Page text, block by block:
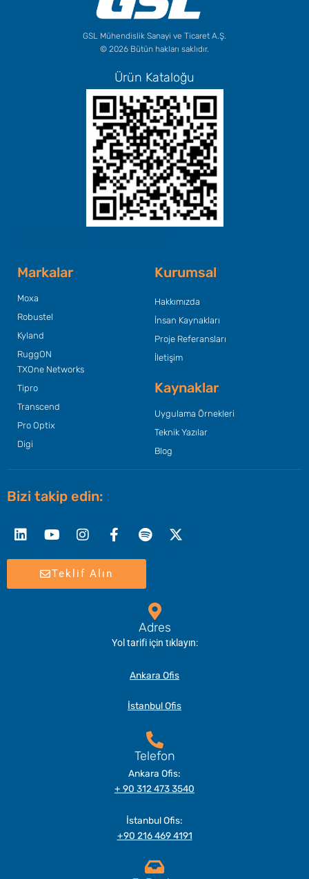
GSL Mühendislik Sanayi ve Ticaret A.Ş.
© 2026 Bütün hakları saklıdır.
Ürün Kataloğu
Markalar
Moxa
Robustel
Kyland
RuggON
TXOne Networks
Tipro
Transcend
Pro Optix
Digi
Kurumsal
Hakkımızda
İnsan Kaynakları
Proje Referansları
İletişim
Kaynaklar
Uygulama Örnekleri
Teknik Yazılar
Blog
Bizi takip edin:
f
twitter
Teklif Alın
Adres
Yol tarifi için tıklayın:
Ankara Ofis
İstanbul Ofis
Telefon
Ankara Ofis:
+ 90 312 473 3540
İstanbul Ofis:
+90 216 469 4191